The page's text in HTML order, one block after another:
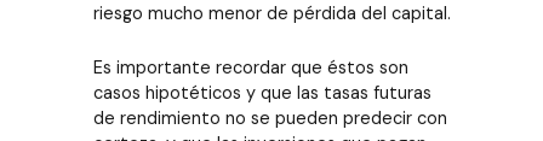
riesgo mucho menor de pérdida del capital.
Es importante recordar que éstos son
casos hipotéticos y que las tasas futuras
de rendimiento no se pueden predecir con